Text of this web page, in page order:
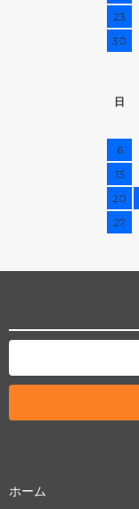
23
30
日
6
13
20
27
ホーム